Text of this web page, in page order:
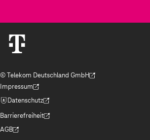
© Telekom Deutschland GmbH
(Der Link wird in einem neuen Tab geöffnet)
Impressum
(Der Link wird in einem neuen Tab geöffnet)
Datenschutz
(Der Link wird in einem neuen Tab geöffnet)
Barrierefreiheit
(Der Link wird in einem neuen Tab geöffnet)
AGB
(Der Link wird in einem neuen Tab geöffnet)